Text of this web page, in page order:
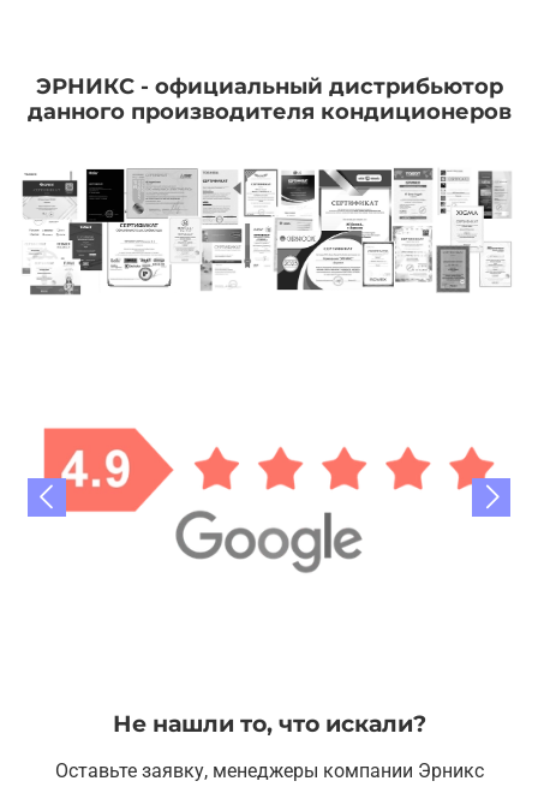
ЭРНИКС - официальный дистрибьютор
данного производителя кондиционеров
Не нашли то, что искали?
Оставьте заявку, менеджеры компании Эрникс